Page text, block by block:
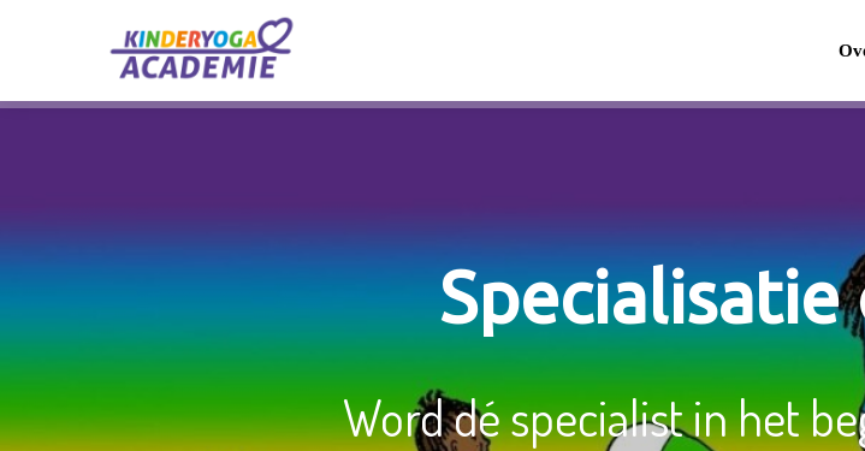
Word dé specialist in het